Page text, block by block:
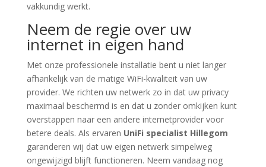
vakkundig werkt.
Neem de regie over uw
internet in eigen hand
Met onze professionele installatie bent u niet langer
afhankelijk van de matige WiFi-kwaliteit van uw
provider. We richten uw netwerk zo in dat uw privacy
maximaal beschermd is en dat u zonder omkijken kunt
overstappen naar een andere internetprovider voor
betere deals. Als ervaren UniFi specialist Hillegom
garanderen wij dat uw eigen netwerk simpelweg
ongewijzigd blijft functioneren. Neem vandaag nog